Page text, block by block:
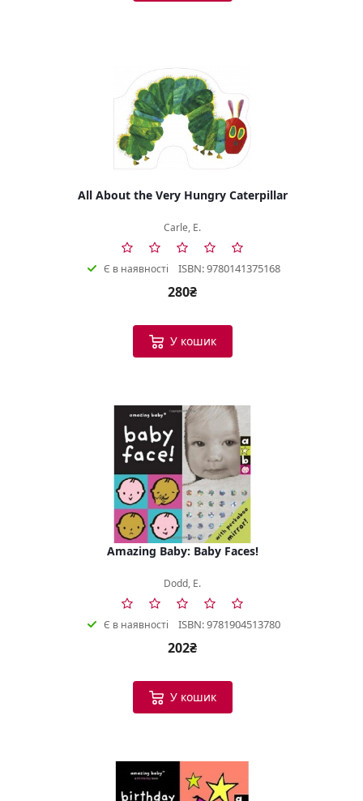
All About the Very Hungry Caterpillar
Carle, E.
Є в наявності ISBN: 9780141375168
280₴
У кошик
Amazing Baby: Baby Faces!
Dodd, E.
Є в наявності ISBN: 9781904513780
202₴
У кошик